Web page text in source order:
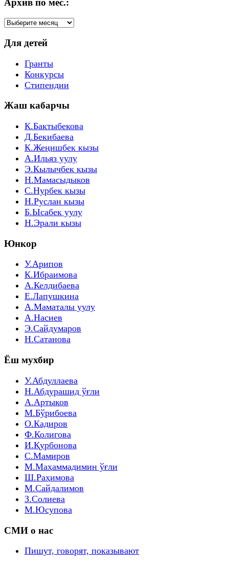
Архив по мес.:
Архив
мес.:
Для детей
Гранты
Конкурсы
Стипендии
Жаш кабарчы
К.Бактыбекова
Д.Бекибаева
К.Жеңишбек кызы
А.Ильяз уулу
Э.Кылычбек кызы
Н.Мамасыдыков
С.Нурбек кызы
Н.Руслан кызы
Б.Ысабек уулу
Н.Эрали кызы
Юнкор
У.Арипов
К.Ибраимова
А.Келдибаева
Е.Лапушкина
А.Маматалы уулу
А.Насиев
Э.Сайдумаров
Н.Сатанова
Ёш мухбир
У.Абдуллаева
Н.Абдурашид ўғли
А.Артыков
М.Бўрибоева
О.Кадиров
Ф.Колигова
И.Қурбонова
С.Мамиров
М.Маҳаммадимин ўғли
Ш.Раҳимова
М.Сайдалимов
З.Солиева
М.Юсупова
СМИ о нас
Пишут, говорят, показывают